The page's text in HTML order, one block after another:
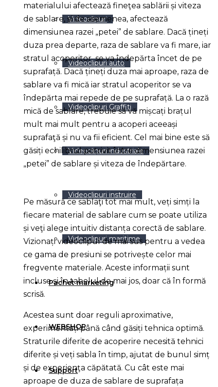
Videoclipuri
Videoclipuri auto
Videoclipuri Graffiti
Videoclipuri industriale
Videoclipuri instruire
Videoclipuri maritime
Pachet marketing
WEBSHOP
Support
materialului afectează fineţea sablării și viteza
de sablare, și de asemenea, afectează
dimensiunea razei „petei” de sablare. Dacă țineți
duza prea departe, raza de sablare va fi mare, iar
stratul acoperitor se va îndepărta încet de pe
suprafață. Dacă țineți duza mai aproape, raza de
sablare va fi mică iar stratul acoperitor se va
îndepărta mai repede de pe suprafață. La o rază
mică de sablare, trebuie să vă mișcați brațul
mult mai mult pentru a acoperi aceeași
suprafaţă și nu va fii eficient. Cel mai bine este să
găsiți echilibrul potrivit între dimensiunea razei
„petei” de sablare și viteza de îndepărtare.
Pe măsură ce sablaţi tot mai mult, veți simți la
fiecare material de sablare cum se poate utiliza
și veţi alege intuitiv distanța corectă de sablare.
Vizionați videoclipul de mai sus pentru a vedea
ce gama de presiuni se potrivește celor mai
fregvente materiale. Aceste informații sunt
incluse şi în tabelul de mai jos, doar că în formă
scrisă.
Acestea sunt doar reguli aproximative,
experimentați până când găsiți tehnica optimă.
Straturile diferite de acoperire necesită tehnici
diferite și veți sabla în timp, ajutat de bunul simț
și de experienţa căpătată. Cu cât este mai
aproape de duza de sablare de suprafața